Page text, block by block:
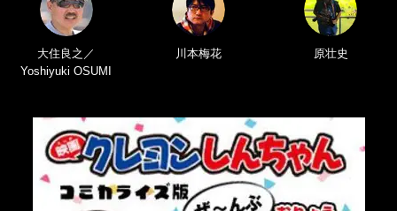
大住良之／
Yoshiyuki OSUMI
川本梅花 原壮史